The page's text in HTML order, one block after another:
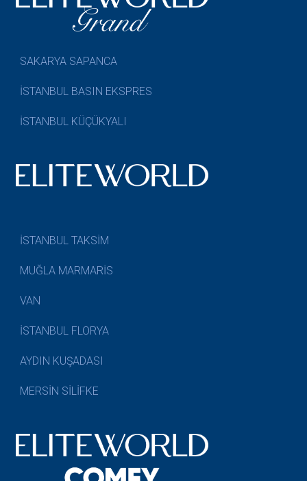
SAKARYA SAPANCA
İSTANBUL BASIN EKSPRES
İSTANBUL KÜÇÜKYALI
İSTANBUL TAKSİM
MUĞLA MARMARİS
VAN
İSTANBUL FLORYA
AYDIN KUŞADASI
MERSİN SİLİFKE